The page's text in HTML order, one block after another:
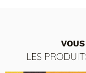
LES